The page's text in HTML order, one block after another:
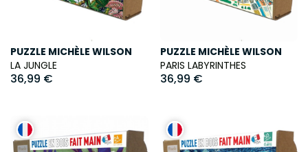
PUZZLE MICHÈLE WILSON
LA JUNGLE
36,99 €
PUZZLE MICHÈLE WILSON
PARIS LABYRINTHES
36,99 €